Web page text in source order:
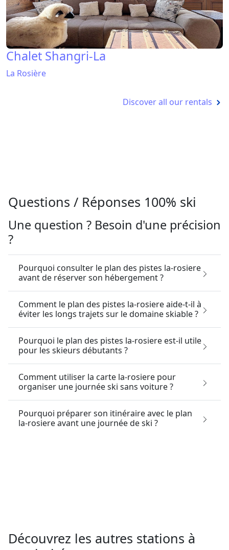
Chalet Shangri-La
La Rosière
Discover all our rentals
Questions / Réponses 100% ski
Une question ? Besoin d'une précision
?
Pourquoi consulter le plan des pistes la-rosiere
avant de réserver son hébergement ?
Comment le plan des pistes la-rosiere aide-t-il à
éviter les longs trajets sur le domaine skiable ?
Pourquoi le plan des pistes la-rosiere est-il utile
pour les skieurs débutants ?
Comment utiliser la carte la-rosiere pour
organiser une journée ski sans voiture ?
Pourquoi préparer son itinéraire avec le plan
la-rosiere avant une journée de ski ?
Découvrez les autres stations à